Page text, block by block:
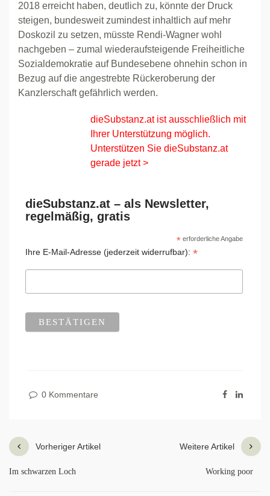
2018 erreicht haben, deutlich zu, könnte der Druck
steigen, bundesweit zumindest inhaltlich auf mehr
Doskozil zu setzen, müsste Rendi-Wagner wohl
nachgeben – zumal wiederaufsteigende Freiheitliche
Sozialdemokratie auf Bundesebene ohnehin schon in
Bezug auf die angestrebte Rückeroberung der
Kanzlerschaft gefährlich werden.
dieSubstanz.at ist ausschließlich mit
Ihrer Unterstützung möglich.
Unterstützen Sie dieSubstanz.at
gerade jetzt >
dieSubstanz.at – als Newsletter,
regelmäßig, gratis
*erforderliche Angabe
Ihre E-Mail-Adresse (jederzeit widerrufbar): *
0 Kommentare
Vorheriger Artikel
Im schwarzen Loch
Weitere Artikel
Working poor